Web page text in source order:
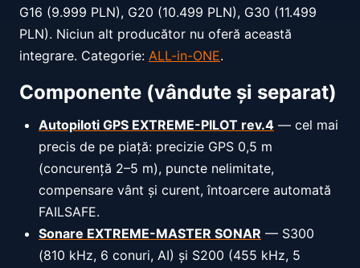
G16 (9.999 PLN), G20 (10.499 PLN), G30 (11.499
PLN). Niciun alt producător nu oferă această
integrare. Categorie: ALL-in-ONE.
Componente (vândute și separat)
Autopiloti GPS EXTREME-PILOT rev.4 — cel mai
precis de pe piață: precizie GPS 0,5 m
(concurență 2–5 m), puncte nelimitate,
compensare vânt și curent, întoarcere automată
FAILSAFE.
Sonare EXTREME-MASTER SONAR — S300
(810 kHz, 6 conuri, AI) și S200 (455 kHz, 5